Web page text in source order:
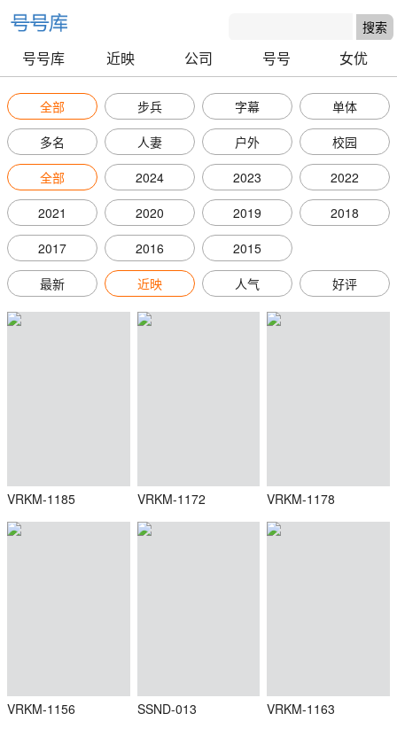
号号库 近映 公司 号号 女优
全部 步兵 字幕
单体
多名
人妻 户外
校园
全部
2024 2023
2022
2021
2020 2019
2018
2017
2016
2015
最新
近映 人气 好评
VRKM-1185 VRKM-1172 VRKM-1178
VRKM-1156 SSND-013 VRKM-1163